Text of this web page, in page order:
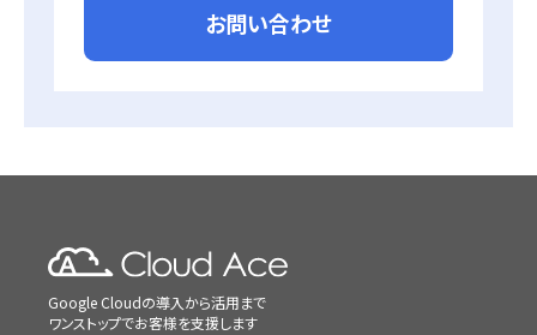
お問い合わせ
Google Cloudの導入から活用まで
ワンストップでお客様を支援します